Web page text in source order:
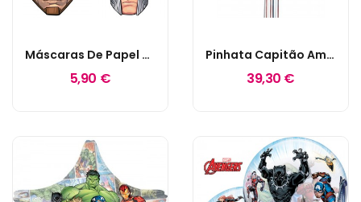
Máscaras De Papel Vingadores
5,90 €
Pinhata Capitão América
39,30 €